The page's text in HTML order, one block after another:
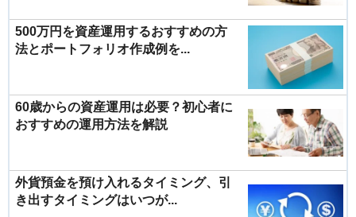
500万円を資産運用するおすすめの方
法とポートフォリオ作成例を...
60歳からの資産運用は必要？初心者に
おすすめの運用方法を解説
外貨預金を預け入れるタイミング、引
き出すタイミングはいつが...